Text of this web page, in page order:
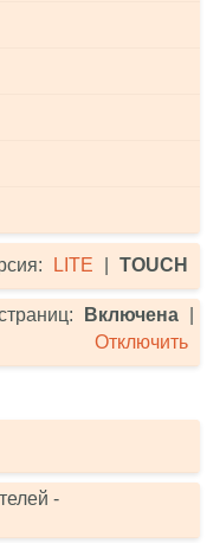
LITE TOUCH
Включена
Отключить
-